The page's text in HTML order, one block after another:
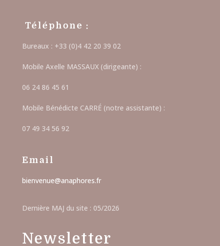
Téléphone :
Bureaux : +33 (0)4 42 20 39 02
Mobile Axelle MASSAUX (dirigeante) :
06 24 86 45 61
Mobile Bénédicte CARRÉ (notre assistante) :
07 49 34 56 92
Email
bienvenue@anaphores.fr
Dernière MAJ du site : 05/2026
Newsletter